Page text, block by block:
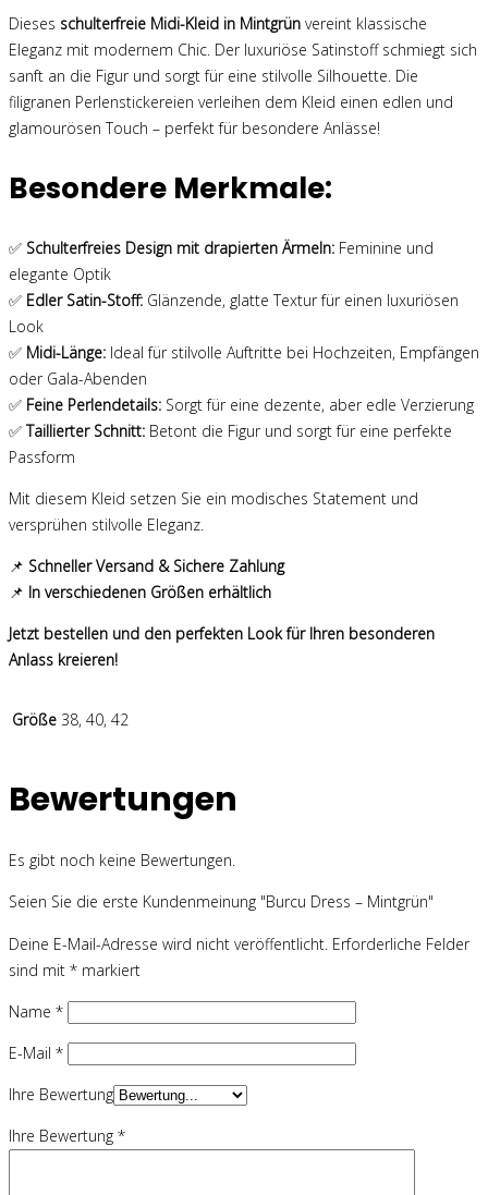
Dieses schulterfreie Midi-Kleid in Mintgrün vereint klassische
Eleganz mit modernem Chic. Der luxuriöse Satinstoff schmiegt sich
sanft an die Figur und sorgt für eine stilvolle Silhouette. Die
filigranen Perlenstickereien verleihen dem Kleid einen edlen und
glamourösen Touch – perfekt für besondere Anlässe!
Besondere Merkmale:
✅ Schulterfreies Design mit drapierten Ärmeln: Feminine und
elegante Optik
✅ Edler Satin-Stoff: Glänzende, glatte Textur für einen luxuriösen
Look
✅ Midi-Länge: Ideal für stilvolle Auftritte bei Hochzeiten, Empfängen
oder Gala-Abenden
✅ Feine Perlendetails: Sorgt für eine dezente, aber edle Verzierung
✅Taillierter Schnitt: Betont die Figur und sorgt für eine perfekte
Passform
Mit diesem Kleid setzen Sie ein modisches Statement und
versprühen stilvolle Eleganz.
📌 Schneller Versand & Sichere Zahlung
📌 In verschiedenen Größen erhältlich
Jetzt bestellen und den perfekten Look für Ihren besonderen
Anlass kreieren!
Größe 38, 40, 42
Bewertungen
Es gibt noch keine Bewertungen.
Seien Sie die erste Kundenmeinung "Burcu Dress – Mintgrün"
Deine E-Mail-Adresse wird nicht veröffentlicht. Erforderliche Felder
sind mit * markiert
Name *
E-Mail *
Ihre Bewertung
Ihre Bewertung *